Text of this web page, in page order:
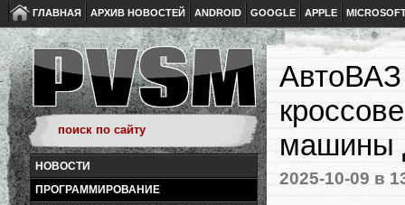
ГЛАВНАЯ АРХИВ НОВОСТЕЙ ANDROID GOOGLE APPLE
НОВОСТИ
ПРОГРАММИРОВАНИЕ
АвтоВАЗ
машины
2025-10-09 в